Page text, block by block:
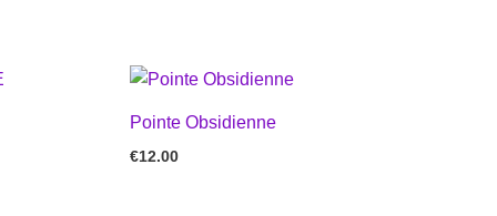
Pointe Obsidienne
€12.00